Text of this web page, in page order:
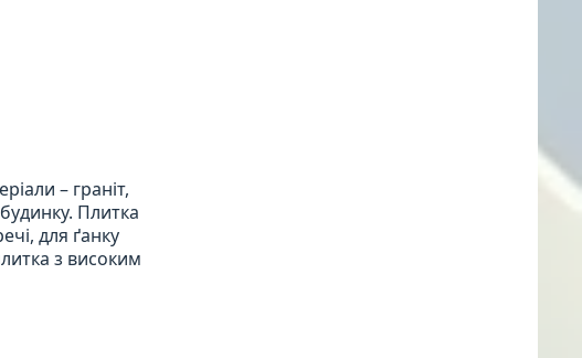
– граніт,
Плитка
для ґанку
з високим